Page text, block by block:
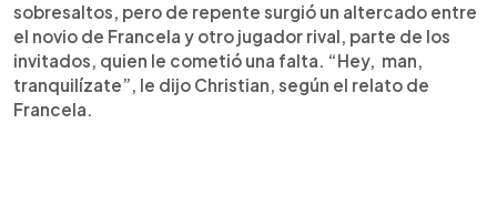
sobresaltos, pero de repente surgió un altercado entre
el novio de Francela y otro jugador rival, parte de los
invitados, quien le cometió una falta. “Hey, man,
tranquilízate”, le dijo Christian, según el relato de
Francela.